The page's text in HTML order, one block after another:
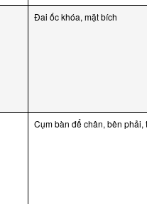
Đai ốc khóa, mặt bích
Cụm bàn để chân, bên phải,